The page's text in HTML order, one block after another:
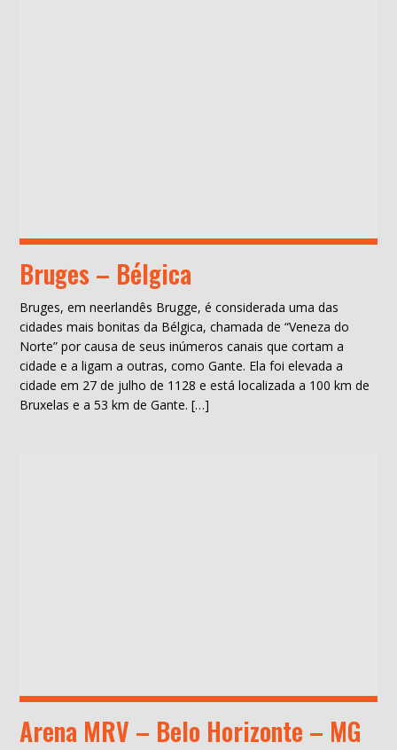
Bruges – Bélgica
Bruges, em neerlandês Brugge, é considerada uma das
cidades mais bonitas da Bélgica, chamada de “Veneza do
Norte” por causa de seus inúmeros canais que cortam a
cidade e a ligam a outras, como Gante. Ela foi elevada a
cidade em 27 de julho de 1128 e está localizada a 100 km de
Bruxelas e a 53 km de Gante. […]
Arena MRV – Belo Horizonte – MG